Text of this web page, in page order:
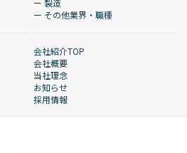
ー 製造
ー その他業界・職種
会社紹介TOP
会社概要
当社理念
お知らせ
採用情報